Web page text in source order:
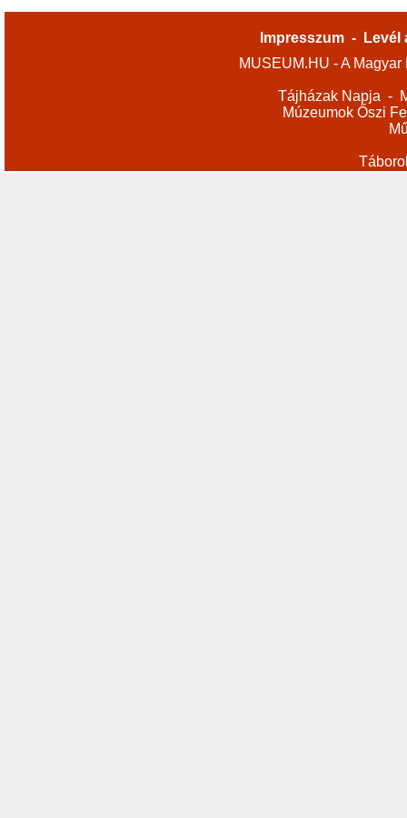
Impresszum -
Levél
MUSEUM.HU - A
Tájházak Napja -
Múzeumok Őszi